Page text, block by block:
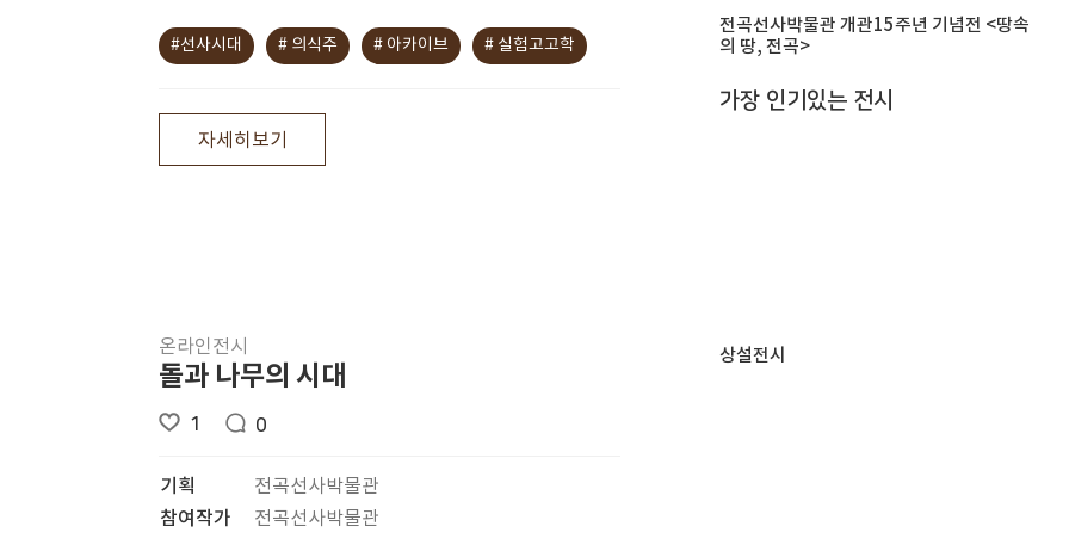
#선사시대 # 의식주 # 아카이브 # 실험고고학
자세히보기
온라인전시
돌과 나무의 시대
1 0
기획
전곡선사박물관
참여작가
전곡선사박물관
전곡선사박물관 개관15주년 기념전 <땅속
의 땅, 전곡>
가장 인기있는 전시
상설전시